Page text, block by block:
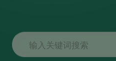
输入关键词搜索